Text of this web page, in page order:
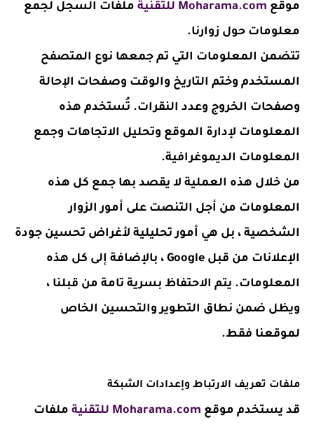
موقع Moharama.com للتقنية
ملفات السجل لجمع
معلومات حول زوارنا.
تتضمن المعلومات التي تم جمعها نوع المتصفح
المستخدم وختم التاريخ والوقت وصفحات الإحالة
وصفحات الخروج وعدد النقرات. تُستخدم هذه
المعلومات لإدارة الموقع وتحليل الاتجاهات وجمع
المعلومات الديموغرافية.
من خلال هذه العملية لا يقصد بها جمع كل هذه
المعلومات من أجل التنصت على أمور الزوار
الشخصية ، بل هي أمور تحليلية لأغراض تحسين جودة
الإعلانات من قبل Google ، بالإضافة إلى كل هذه
المعلومات. يتم الاحتفاظ بسرية تامة من قبلنا ،
ويظل ضمن نطاق التطوير والتحسين الخاص
لموقعنا فقط.
ملفات تعريف الارتباط وإعدادات الشبكة
قد يستخدم موقع Moharama.com للتقنية
ملفات